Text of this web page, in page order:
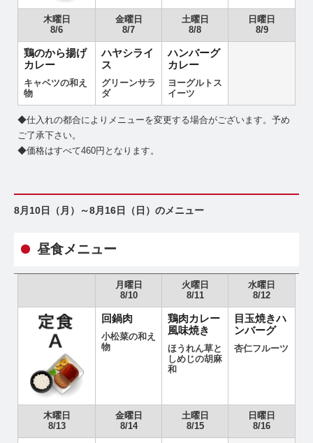
木曜日
8/6
金曜日
8/7
土曜日
8/8
日曜日
8/9
鶏のから揚げ
カレー
キャベツの和え
物
ハヤシライ
ス
グリーンサラ
ダ
ハンバーグ
カレー
ヨーグルトス
イーツ
◆仕入れの都合によりメニューを変更する場合がございます。予め
ご了承下さい。
◆価格はすべて460円となります。
8月10日（月）～8月16日（日）のメニュー
昼食メニュー
月曜日
8/10
火曜日
8/11
水曜日
8/12
回鍋肉
小松菜の和え
物
鶏肉カレー
風味焼き
ほうれん草と
しめじの胡麻
和
目玉焼きハ
ンバーグ
杏仁フルーツ
木曜日
8/13
金曜日
8/14
土曜日
8/15
日曜日
8/16